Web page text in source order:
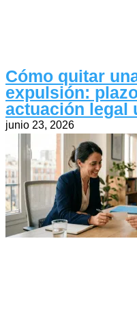
Cómo quitar
expulsión:
actuación legal
junio 23, 2026